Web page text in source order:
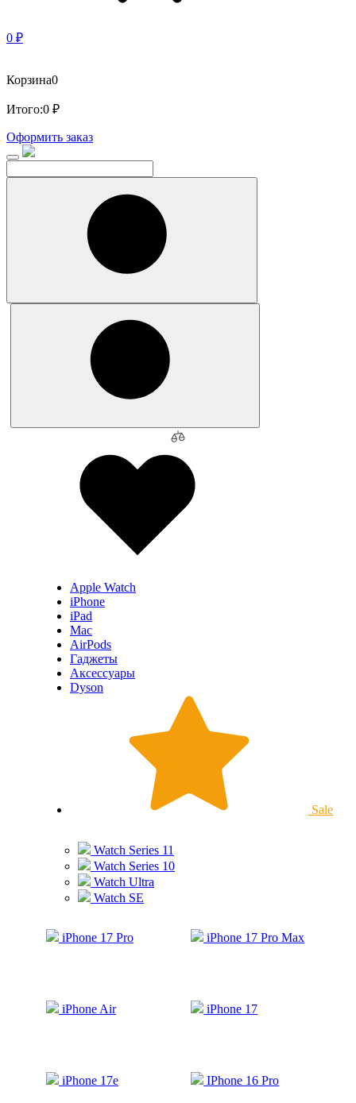
0 ₽
Корзина0
Итого:0 ₽
Оформить заказ
Apple Watch
iPhone
iPad
Mac
AirPods
Гаджеты
Аксессуары
Dyson
Sale
Watch Series 11
Watch Series 10
Watch Ultra
Watch SE
iPhone 17 Pro iPhone 17 Pro Max
iPhone Air iPhone 17
iPhone 17e IPhone 16 Pro